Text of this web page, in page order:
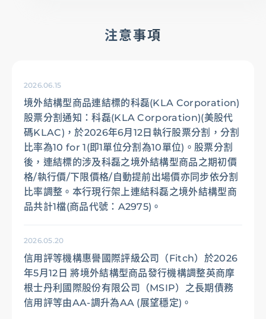
登入
優惠活動 下載專區 辦卡進度查詢 申貸進度查詢
注意事項
2026.06.15
境外結構型商品連結標的科磊(KLA Corporation)
股票分割通知：科磊(KLA Corporation)(美股代
碼KLAC)，於2026年6月12日執行股票分割，分割
比率為10 for 1(即1單位分割為10單位)。股票分割
後，連結標的涉及科磊之境外結構型商品之期初價
格/執行價/下限價格/自動提前出場價亦同步依分割
比率調整。本行現行架上連結科磊之境外結構型商
品共計1檔(商品代號：A2975)。
2026.05.20
信用評等機構惠譽國際評級公司（Fitch）於2026
年5月12日 將境外結構型商品發行機構調整英商摩
根士丹利國際股份有限公司（MSIP）之長期債務
信用評等由AA-調升為AA (展望穩定)。